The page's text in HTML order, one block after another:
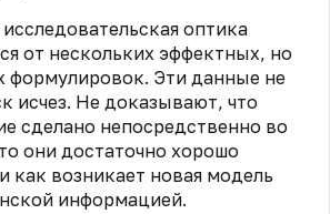
оптика
от нескольких эффектных, но
формулировок. Эти данные не
исчез. Не доказывают, что
сделано непосредственно во
они достаточно хорошо
как возникает новая модель
информацией.